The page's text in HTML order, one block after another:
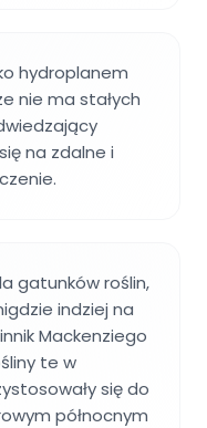
hydroplanem
nie ma stałych
na zdalne i
gatunków roślin,
indziej na
Mackenziego
te w
się do
północnym